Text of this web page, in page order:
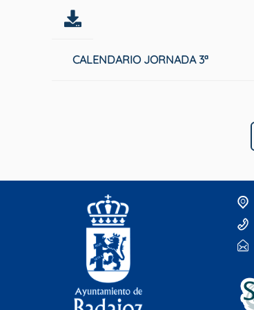
CALENDARIO JORNADA 3ª